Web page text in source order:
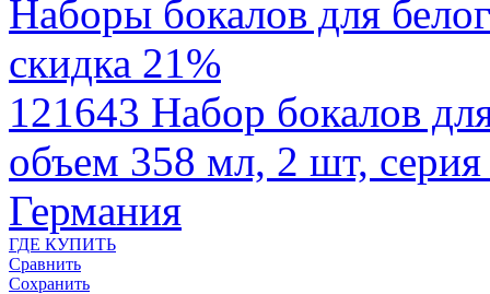
скидка 21%
121643 Набор бокалов
объем 358 мл, 2 шт,
Германия
ГДЕ КУПИТЬ
Сравнить
Сохранить